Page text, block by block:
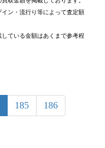
ン・流行り等によって査定額
ている金額はあくまで参考程
185 186